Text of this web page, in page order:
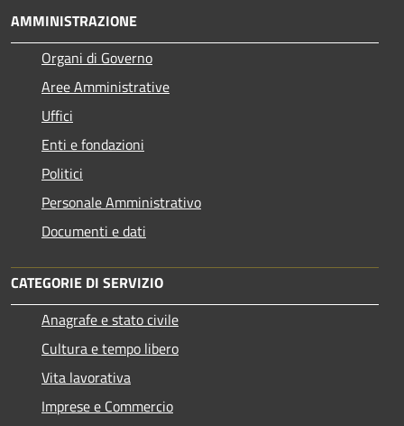
AMMINISTRAZIONE
Organi di Governo
Aree Amministrative
Uffici
Enti e fondazioni
Politici
Personale Amministrativo
Documenti e dati
CATEGORIE DI SERVIZIO
Anagrafe e stato civile
Cultura e tempo libero
Vita lavorativa
Imprese e Commercio